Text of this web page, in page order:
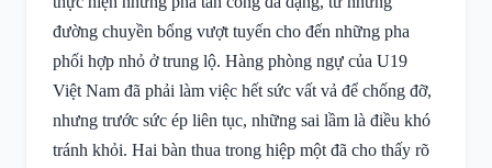
đường chuyền bổng vượt tuyến cho đến những pha
phối hợp nhỏ ở trung lộ. Hàng phòng ngự của U19
Việt Nam đã phải làm việc hết sức vất vả để chống đỡ,
nhưng trước sức ép liên tục, những sai lầm là điều khó
tránh khỏi. Hai bàn thua trong hiệp một đã cho thấy rõ